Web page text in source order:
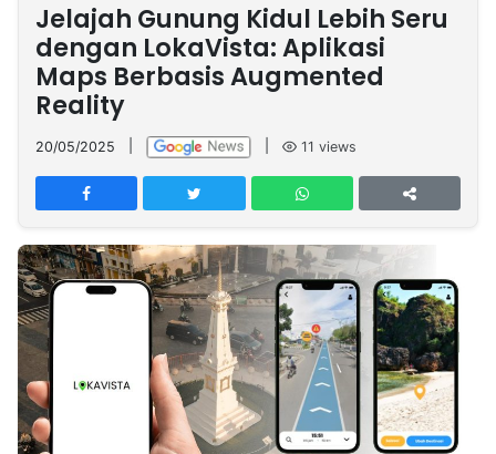
Nasional
International
Olahraga
Entertainment
Daerah
Pariwisata
Kuliner
Kolom
Network
PT
TREETAN
MULTIMEDIA
INDONESIA
Partner
Insight
NTB
Suara
Time
Lens
IDN
Daily
Jogja
Jalan
Rakyat
Idealita
News
Kita
Notice
Dinamikapost.com
Radar
Baru
Seedbacklink
Follow
Jelajah Gunung Kidul Lebih Seru
dengan LokaVista: Aplikasi
Maps Berbasis Augmented
Reality
20/05/2025 11 views